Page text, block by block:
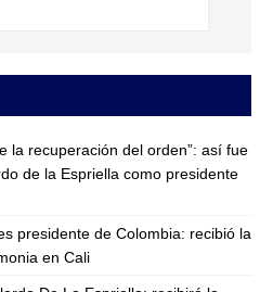
la recuperación del orden”: así fue
de la Espriella como presidente
presidente de Colombia: recibió la
en Cali